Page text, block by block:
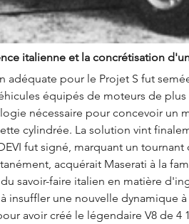
italienne et la concrétisation
adéquate pour le Projet S fut
équipés de moteurs de
nécessaire pour concevoir un
cylindrée. La solution vint
fut signé, marquant un
acquérait Maserati à la
savoir-faire italien en matière
insuffler une nouvelle dynamique
avoir créé le légendaire V8 de 4